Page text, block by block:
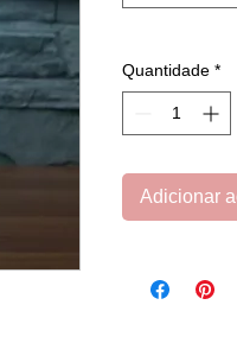
Quantidade *
Adicionar